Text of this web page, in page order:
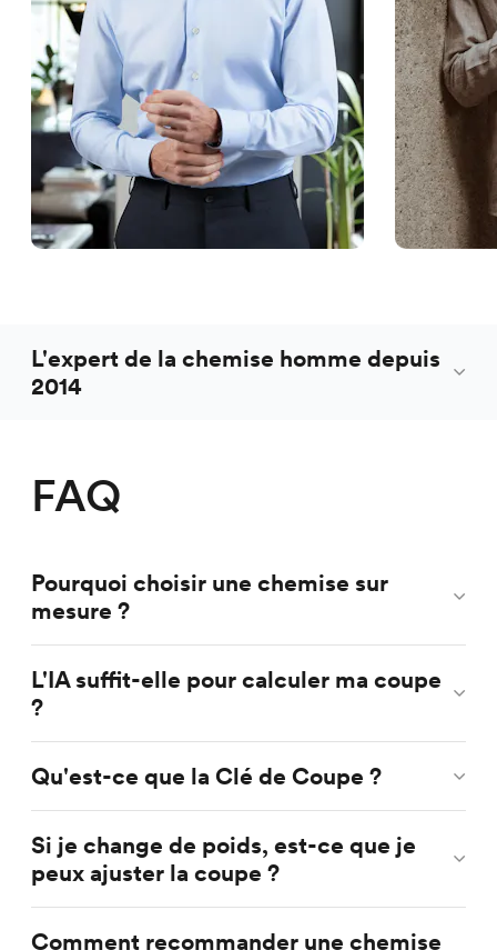
L'expert de la chemise homme depuis
2014
FAQ
Pourquoi choisir une chemise sur
mesure ?
L'IA suffit-elle pour calculer ma coupe
?
Qu'est-ce que la Clé de Coupe ?
Si je change de poids, est-ce que je
peux ajuster la coupe ?
Comment recommander une chemise